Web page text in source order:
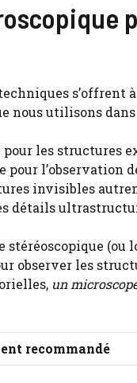
s’offrent
nous utilisons
pour les structures
pour l’observation
invisibles
détails
observer les
un
recommandé